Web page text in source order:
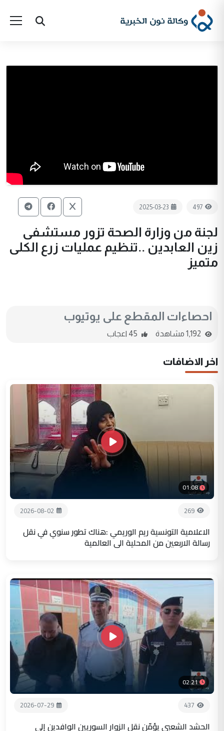
497
2025-03-23
لجنة من وزارة الصحة تزور مستشفى
زين العابدين ..تنظيم عمليات زرع الكلى
متميز
احصاءات المقطع على يوتيوب
اخر الاضافات
01:08
269
2026-08-02
الاعلامية التونسية ريم الوريمي :هناك تطور سنوي في نقل
رسالة الاربعين من المحلية الى العالمية
02:21
437
2026-07-29
الحشد الشعبي يؤمّن نقل الزوار السوريين الوافدين إلى